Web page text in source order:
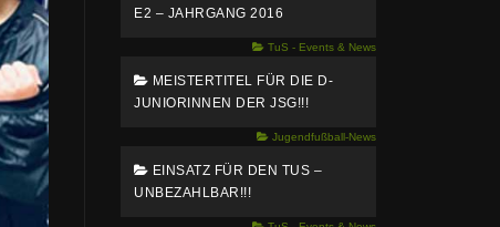
E2 – JAHRGANG 2016
TuS - Events & News
MEISTERTITEL FÜR DIE D-
JUNIORINNEN DER JSG!!!
Jugendfußball-News
EINSATZ FÜR DEN TUS –
UNBEZAHLBAR!!!